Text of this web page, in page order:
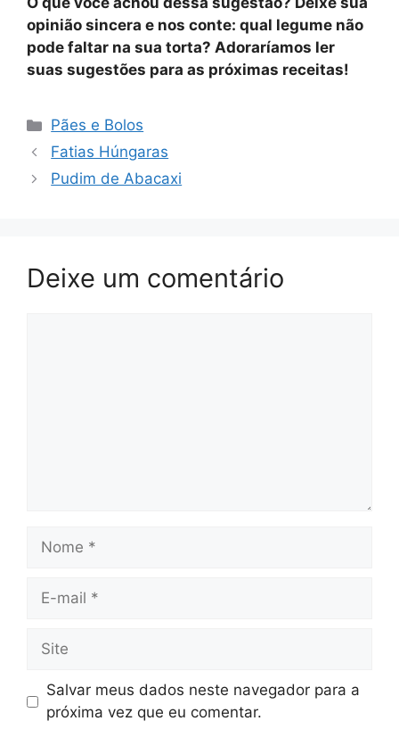
opinião sincera e nos conte: qual legume não
pode faltar na sua torta? Adoraríamos ler
suas sugestões para as próximas receitas!
Categorias
Pães e Bolos
Fatias Húngaras
Pudim de Abacaxi
Deixe um comentário
Nome
Site
Salvar meus dados neste navegador para a
próxima vez que eu comentar.